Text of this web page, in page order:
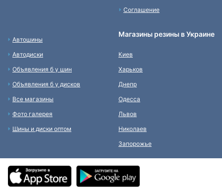
Соглашение
Автошины
Автодиски
Объявления б у шин
Объявления б у дисков
Все магазины
Фото галерея
Шины и диски оптом
Магазины резины в Украине
Киев
Харьков
Днепр
Одесса
Львов
Николаев
Запорожье